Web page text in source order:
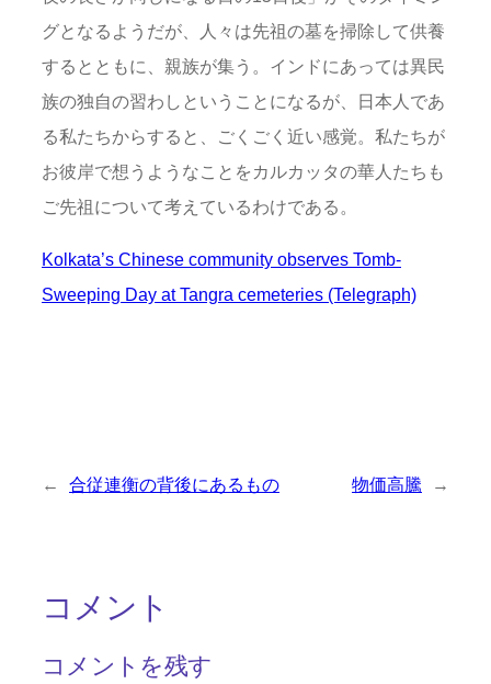
グとなるようだが、人々は先祖の墓を掃除して供養
するとともに、親族が集う。インドにあっては異民
族の独自の習わしということになるが、日本人であ
る私たちからすると、ごくごく近い感覚。私たちが
お彼岸で想うようなことをカルカッタの華人たちも
ご先祖について考えているわけである。
Kolkata’s Chinese community observes Tomb-
Sweeping Day at Tangra cemeteries (Telegraph)
← 合従連衡の背後にあるもの 物価高騰 →
コメント
コメントを残す